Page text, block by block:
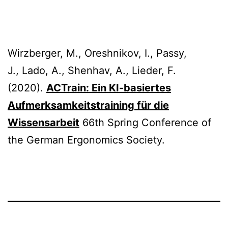
Wirzberger, M., Oreshnikov, I., Passy,
J., Lado, A., Shenhav, A., Lieder, F.
(2020). ACTrain: Ein KI-basiertes
Aufmerksamkeitstraining für die
Wissensarbeit 66th Spring Conference of
the German Ergonomics Society.